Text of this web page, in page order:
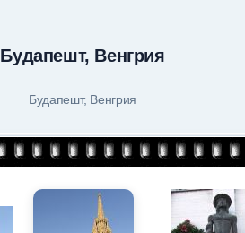
Будапешт, Венгрия
Будапешт, Венгрия